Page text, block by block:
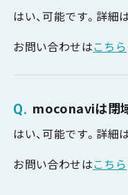
はい、可能です。詳細
お問い合わせはこちら
moconaviは閉
はい、可能です。詳細
お問い合わせはこちら